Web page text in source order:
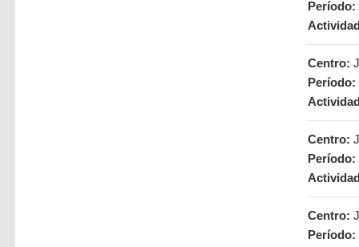
Período:
Centro:
Período:
Centro:
Período:
Centro:
Período: